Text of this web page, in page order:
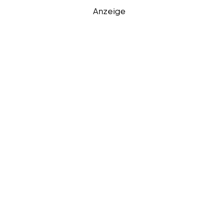
Anzeige